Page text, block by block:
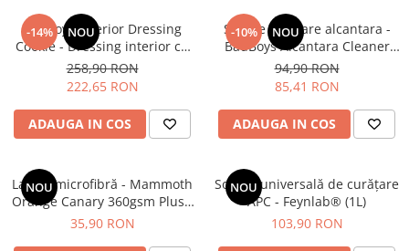
-14% NOU
BadBoys Interior Dressing
Cookie - Dressing interior cu
protecție UV pentru plastice
(5L)
258,90 RON
222,65 RON
ADAUGA IN COS
-10% NOU
Soluție curățare alcantara -
BadBoys Alcantara Cleaner
(1L)
94,90 RON
85,41 RON
ADAUGA IN COS
NOU
Lavetă microfibră - Mammoth
Orange Canary 360gsm Plush
Towel
35,90 RON
NOU
Soluție universală de curățare
APC - Feynlab® (1L)
103,90 RON